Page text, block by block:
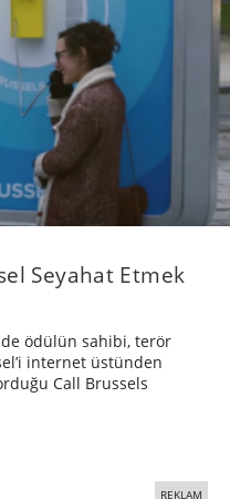
Seyahat Etmek
ödülün sahibi, terör
internet üstünden
REKLAM